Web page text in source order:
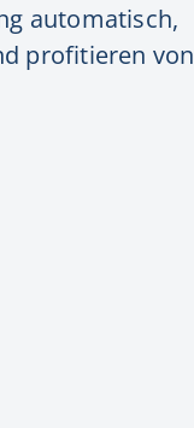
automatisch,
profitieren von